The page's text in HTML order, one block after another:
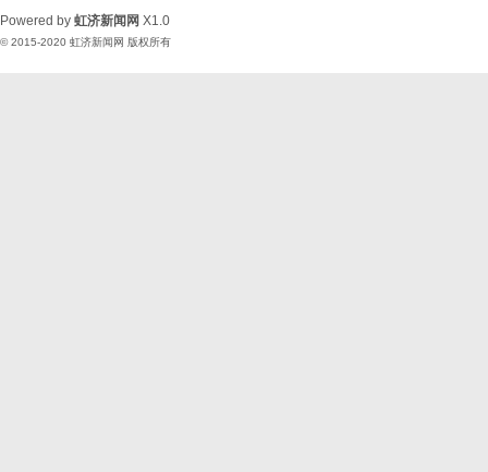
Powered by 虹济新闻网 X1.0
© 2015-2020 虹济新闻网 版权所有